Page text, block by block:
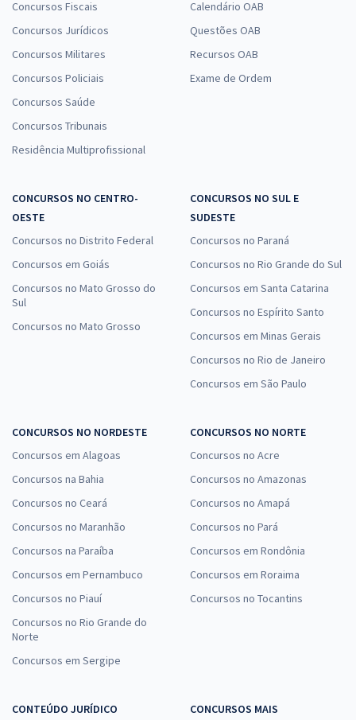
Concursos Fiscais
Concursos Jurídicos
Concursos Militares
Concursos Policiais
Concursos Saúde
Concursos Tribunais
Residência Multiprofissional
Calendário OAB
Questões OAB
Recursos OAB
Exame de Ordem
CONCURSOS NO CENTRO-
OESTE
Concursos no Distrito Federal
Concursos em Goiás
Concursos no Mato Grosso do
Sul
Concursos no Mato Grosso
CONCURSOS NO SUL E
SUDESTE
Concursos no Paraná
Concursos no Rio Grande do Sul
Concursos em Santa Catarina
Concursos no Espírito Santo
Concursos em Minas Gerais
Concursos no Rio de Janeiro
Concursos em São Paulo
CONCURSOS NO NORDESTE
Concursos em Alagoas
Concursos na Bahia
Concursos no Ceará
Concursos no Maranhão
Concursos na Paraíba
Concursos em Pernambuco
Concursos no Piauí
Concursos no Rio Grande do
Norte
Concursos em Sergipe
CONCURSOS NO NORTE
Concursos no Acre
Concursos no Amazonas
Concursos no Amapá
Concursos no Pará
Concursos em Rondônia
Concursos em Roraima
Concursos no Tocantins
CONTEÚDO JURÍDICO
CONCURSOS MAIS